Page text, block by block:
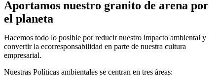
Aportamos nuestro granito de arena por
el planeta
Hacemos todo lo posible por reducir nuestro impacto ambiental y
convertir la ecorresponsabilidad en parte de nuestra cultura
empresarial.
Nuestras Políticas ambientales se centran en tres áreas: